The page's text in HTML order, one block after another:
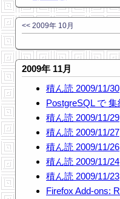
<< 2009年 10月
2009年 11月
積ん読 2009/11/30
PostgreSQL で
積ん読 2009/11/29
積ん読 2009/11/27
積ん読 2009/11/26
積ん読 2009/11/24
積ん読 2009/11/23
Firefox Add-ons: